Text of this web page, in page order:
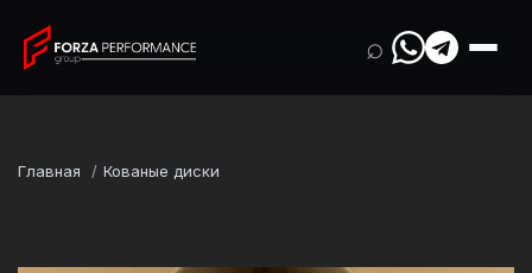
⌕
Главная Кованые диски